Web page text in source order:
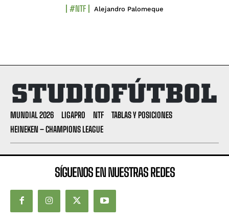
#NTF Alejandro Palomeque
MUNDIAL 2026 LIGAPRO NTF
TABLAS Y POSICIONES
HEINEKEN – CHAMPIONS LEAGUE
SÍGUENOS EN NUESTRAS REDES